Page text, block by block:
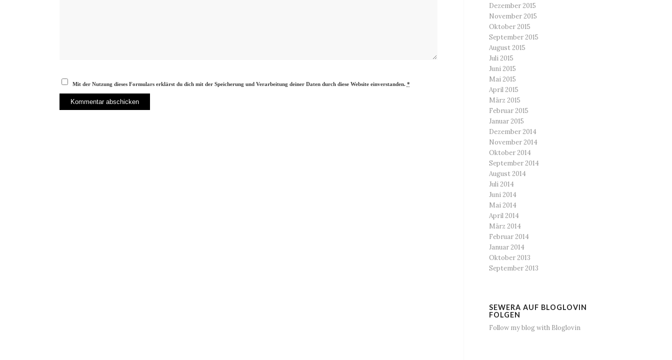
Mit der Nutzung dieses Formulars erklärst du dich mit der Speicherung und Verarbeitung deiner Daten durch diese Website einverstanden. *
Dezember 2015
November 2015
Oktober 2015
September 2015
August 2015
Juli 2015
Juni 2015
Mai 2015
April 2015
März 2015
Februar 2015
Januar 2015
Dezember 2014
November 2014
Oktober 2014
September 2014
August 2014
Juli 2014
Juni 2014
Mai 2014
April 2014
März 2014
Februar 2014
Januar 2014
Oktober 2013
September 2013
SEWERA AUF BLOGLOVIN
FOLGEN
Follow my blog with Bloglovin